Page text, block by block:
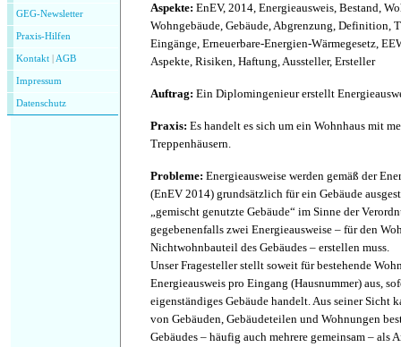
GEG-Newsletter
Praxis-Hilfen
Kontakt AGB
Impressum
Datenschutz
Aspekte: EnEV, 2014, Energieausweis, Bestand,
Wohngebäude, Gebäude, Abgrenzung, Definition,
Eingänge, Erneuerbare-Energien-Wärmegesetz,
Aspekte, Risiken, Haftung, Aussteller, Ersteller
Auftrag: Ein Diplomingenieur erstellt
Praxis: Es handelt es sich um ein Wohnhaus mit
Treppenhäusern.
Probleme: Energieausweise werden gemäß der
(EnEV 2014) grundsätzlich für ein Gebäude
„gemischt genutzte Gebäude“ im Sinne der
gegebenenfalls zwei Energieausweise – für den
Nichtwohnbauteil des Gebäudes – erstellen muss.
Unser Fragesteller stellt soweit für bestehende
Energieausweis pro Eingang (Hausnummer) aus,
eigenständiges Gebäude handelt. Aus seiner Sicht
von Gebäuden, Gebäudeteilen und Wohnungen
Gebäudes – häufig auch mehrere gemeinsam – als